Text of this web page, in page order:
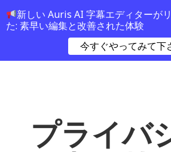
プライバ
新しい Auris AI 字幕エディターが
た: 素早い編集と改善された体験
今すぐやってみて下